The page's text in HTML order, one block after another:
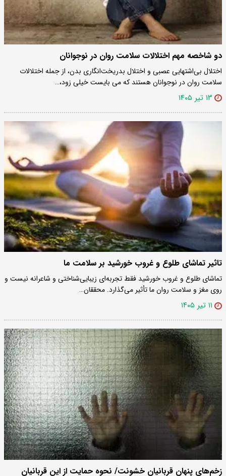
دو شاخصه مهم اختلالات سلامت روان در نوجوانان
اختلال بی‌اشتهایی عصبی و اختلال بدریخت‌انگاری بدن، از جمله اختلالات
سلامت روان در نوجوانان هستند که می بایست خیلی زود،…
۱۳ تیر ۱۴۰۵
تاثیر تماشای طلوع و غروب خورشید بر سلامت ما
تماشای طلوع و غروب خورشید فقط تجربه‌ای زیبایی‌شناختی و شاعرانه نیست و
روی مغز و سلامت روان ما تأثیر می‌گذارد. محققان…
۱۱ تیر ۱۴۰۵
زخم‌های پنهان قربانیان خشونت/ نحوه حمایت از این قربانیان